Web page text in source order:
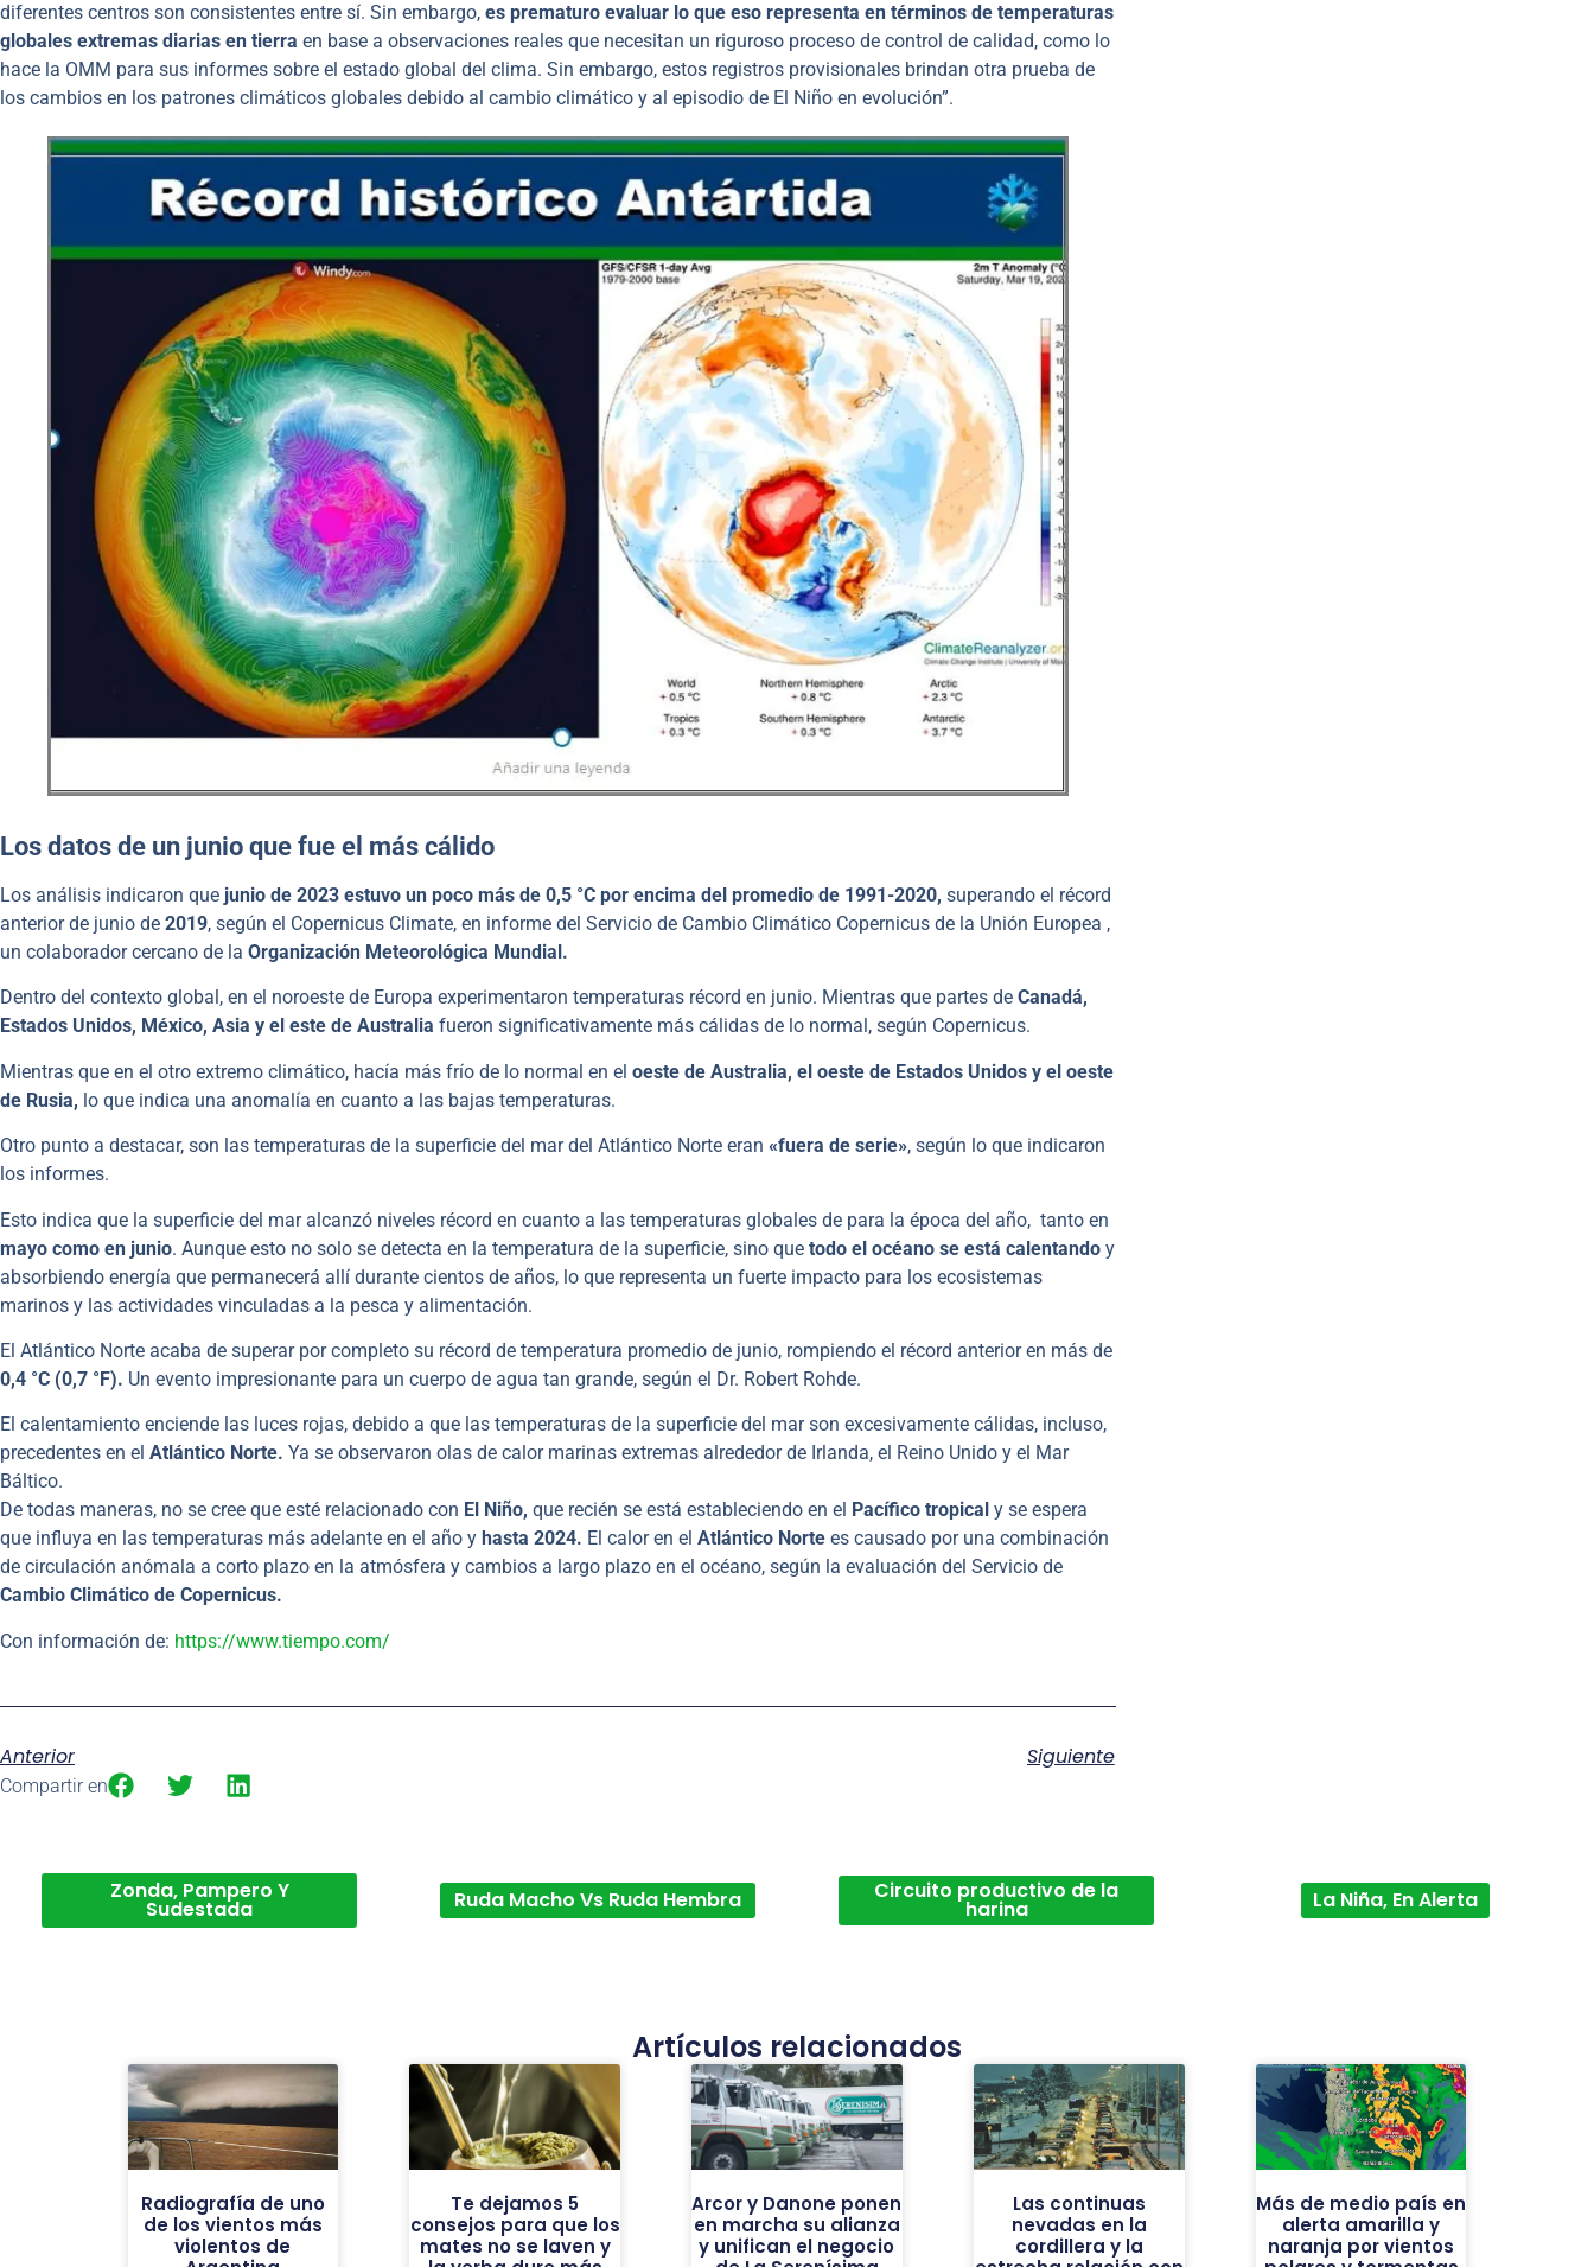
diferentes centros son consistentes entre sí. Sin embargo, es prematuro evaluar lo que eso representa en términos de temperaturas
globales extremas diarias en tierra en base a observaciones reales que necesitan un riguroso proceso de control de calidad, como lo
hace la OMM para sus informes sobre el estado global del clima. Sin embargo, estos registros provisionales brindan otra prueba de
los cambios en los patrones climáticos globales debido al cambio climático y al episodio de El Niño en evolución”.
Los datos de un junio que fue el más cálido
Los análisis indicaron que junio de 2023 estuvo un poco más de 0,5 °C por encima del promedio de 1991-2020, superando el récord
anterior de junio de 2019, según el Copernicus Climate, en informe del Servicio de Cambio Climático Copernicus de la Unión Europea ,
un colaborador cercano de la Organización Meteorológica Mundial.
Dentro del contexto global, en el noroeste de Europa experimentaron temperaturas récord en junio. Mientras que partes de Canadá,
Estados Unidos, México, Asia y el este de Australia fueron significativamente más cálidas de lo normal, según Copernicus.
Mientras que en el otro extremo climático, hacía más frío de lo normal en el oeste de Australia, el oeste de Estados Unidos y el oeste
de Rusia, lo que indica una anomalía en cuanto a las bajas temperaturas.
Otro punto a destacar, son las temperaturas de la superficie del mar del Atlántico Norte eran «fuera de serie», según lo que indicaron
los informes.
Esto indica que la superficie del mar alcanzó niveles récord en cuanto a las temperaturas globales de para la época del año, tanto en
mayo como en junio. Aunque esto no solo se detecta en la temperatura de la superficie, sino que todo el océano se está calentando y
absorbiendo energía que permanecerá allí durante cientos de años, lo que representa un fuerte impacto para los ecosistemas
marinos y las actividades vinculadas a la pesca y alimentación.
El Atlántico Norte acaba de superar por completo su récord de temperatura promedio de junio, rompiendo el récord anterior en más de
0,4 °C (0,7 °F). Un evento impresionante para un cuerpo de agua tan grande, según el Dr. Robert Rohde.
El calentamiento enciende las luces rojas, debido a que las temperaturas de la superficie del mar son excesivamente cálidas, incluso,
precedentes en el Atlántico Norte. Ya se observaron olas de calor marinas extremas alrededor de Irlanda, el Reino Unido y el Mar
Báltico.
De todas maneras, no se cree que esté relacionado con El Niño, que recién se está estableciendo en el Pacífico tropical y se espera
que influya en las temperaturas más adelante en el año y hasta 2024. El calor en el Atlántico Norte es causado por una combinación
de circulación anómala a corto plazo en la atmósfera y cambios a largo plazo en el océano, según la evaluación del Servicio de
Cambio Climático de Copernicus.
Con información de: https://www.tiempo.com/
Anterior Siguiente
Compartir en
Zonda, Pampero Y
Sudestada Ruda Macho Vs Ruda Hembra Circuito productivo de la
harina La Niña, En Alerta
Artículos relacionados
Radiografía de uno
de los vientos más
violentos de
Te dejamos 5
consejos para que los
mates no se laven y
Arcor y Danone ponen
en marcha su alianza
y unifican el negocio
Las continuas
nevadas en la
cordillera y la
Más de medio país en
alerta amarilla y
naranja por vientos